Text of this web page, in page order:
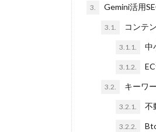
3. Gemini活用
3.1. コンテ
3.1.1. 中
3.1.2.
3.2. キーワ
3.2.1. 不
3.2.2.